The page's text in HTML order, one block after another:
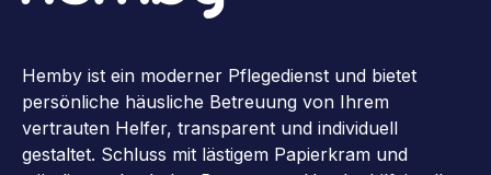
Hemby ist ein moderner Pflegedienst und bietet
persönliche häusliche Betreuung von Ihrem
vertrauten Helfer, transparent und individuell
gestaltet. Schluss mit lästigem Papierkram und